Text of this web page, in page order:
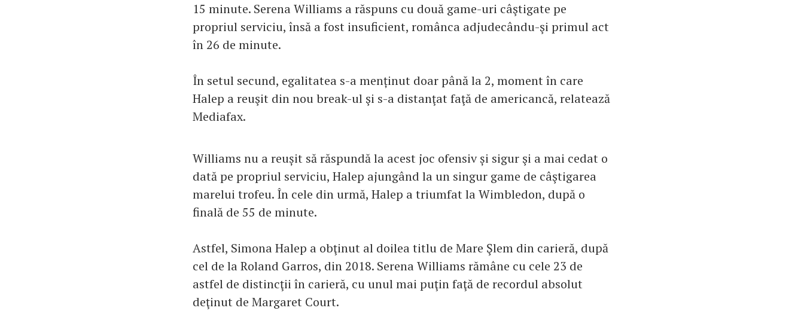
15 minute. Serena Williams a răspuns cu două game-uri câştigate pe
propriul serviciu, însă a fost insuficient, românca adjudecându-şi primul act
în 26 de minute.
În setul secund, egalitatea s-a menținut doar până la 2, moment în care
Halep a reuşit din nou break-ul şi s-a distanţat faţă de americancă, relatează
Mediafax.
Williams nu a reușit să răspundă la acest joc ofensiv și sigur şi a mai cedat o
dată pe propriul serviciu, Halep ajungând la un singur game de câştigarea
marelui trofeu. În cele din urmă, Halep a triumfat la Wimbledon, după o
finală de 55 de minute.
Astfel, Simona Halep a obţinut al doilea titlu de Mare Şlem din carieră, după
cel de la Roland Garros, din 2018. Serena Williams rămâne cu cele 23 de
astfel de distincţii în carieră, cu unul mai puţin faţă de recordul absolut
deţinut de Margaret Court.